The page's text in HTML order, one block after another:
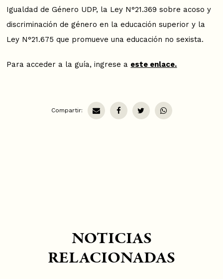
Igualdad de Género UDP, la Ley N°21.369 sobre acoso y
discriminación de género en la educación superior y la
Ley N°21.675 que promueve una educación no sexista.
Para acceder a la guía, ingrese a este enlace.
Compartir:
NOTICIAS
RELACIONADAS